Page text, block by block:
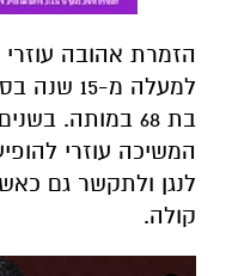
הזמרת אהובה
למעלה מ-
בת 68 במותה.
המשיכה עוזרי
לנגן ולתקשר גם
קולה.